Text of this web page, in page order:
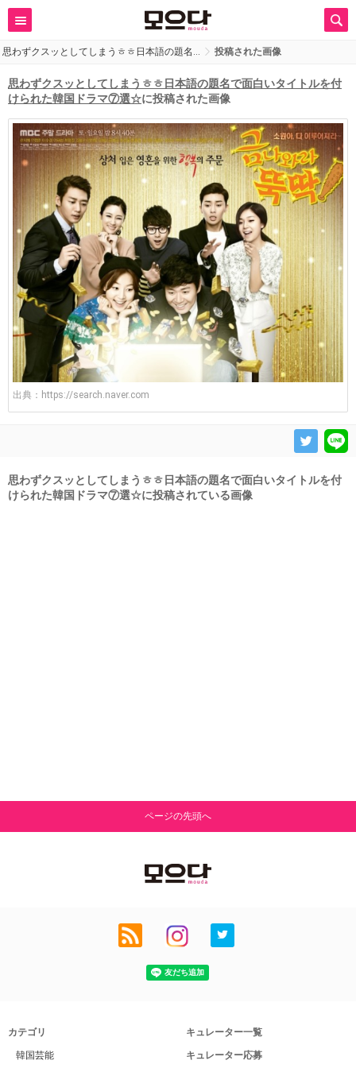
思わずクスッとしてしまうㅎㅎ日本語の題名… 投稿された画像
思わずクスッとしてしまうㅎㅎ日本語の題名で面白いタイトルを付
けられた韓国ドラマ⑦選☆に投稿された画像
出典： https://search.naver.com
思わずクスッとしてしまうㅎㅎ日本語の題名で面白いタイトルを付
けられた韓国ドラマ⑦選☆に投稿されている画像
ページの先頭へ
カテゴリ
韓国芸能
キュレーター一覧
キュレーター応募